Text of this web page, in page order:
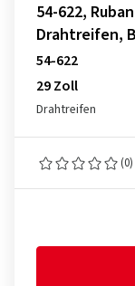
54-622,
Drahtreifen,
54-622
29 Zoll
Drahtreifen
(0)